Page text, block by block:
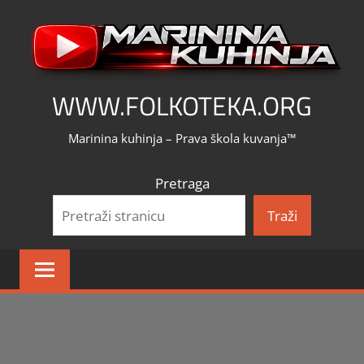
content
WWW.FOLKOTEKA.ORG
Marinina kuhinja – Prava škola kuvanja™
Pretraga
Traži